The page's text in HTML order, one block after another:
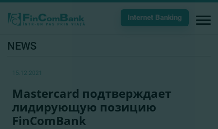
Internet Banking
NEWS
15.12.2021
Mastercard подтверждает
лидирующую позицию
FinComBank